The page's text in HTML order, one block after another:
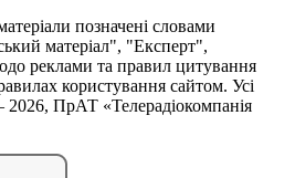
позначені словами
матеріал", "Експерт",
реклами та правил цитування
користування сайтом. Усі
2026, ПрАТ «Телерадіокомпанія